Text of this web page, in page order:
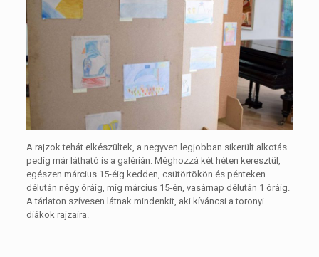
A rajzok tehát elkészültek, a negyven legjobban sikerült alkotás
pedig már látható is a galérián. Méghozzá két héten keresztül,
egészen március 15-éig kedden, csütörtökön és pénteken
délután négy óráig, míg március 15-én, vasárnap délután 1 óráig.
A tárlaton szívesen látnak mindenkit, aki kíváncsi a toronyi
diákok rajzaira.